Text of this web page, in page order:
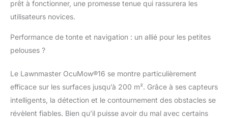
hautes, il existe une
tondre les zones non
HAUTEUR DE COUPE
CONTINU : Avec la
hauteur de coupe
facilement réglable de
20 à 60 mm, vous
prêt à fonctionner, une promesse tenue qui rassurera les
utilisateurs novices.
Performance de tonte et navigation : un allié pour les petites
pelouses ?
Le Lawnmaster OcuMow®16 se montre particulièrement
efficace sur les surfaces jusqu’à 200 m². Grâce à ses capteurs
intelligents, la détection et le contournement des obstacles se
révèlent fiables. Bien qu’il puisse avoir du mal avec certains